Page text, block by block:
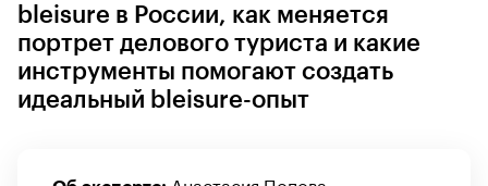
bleisure в России, как меняется
портрет делового туриста и какие
инструменты помогают создать
идеальный bleisure-опыт